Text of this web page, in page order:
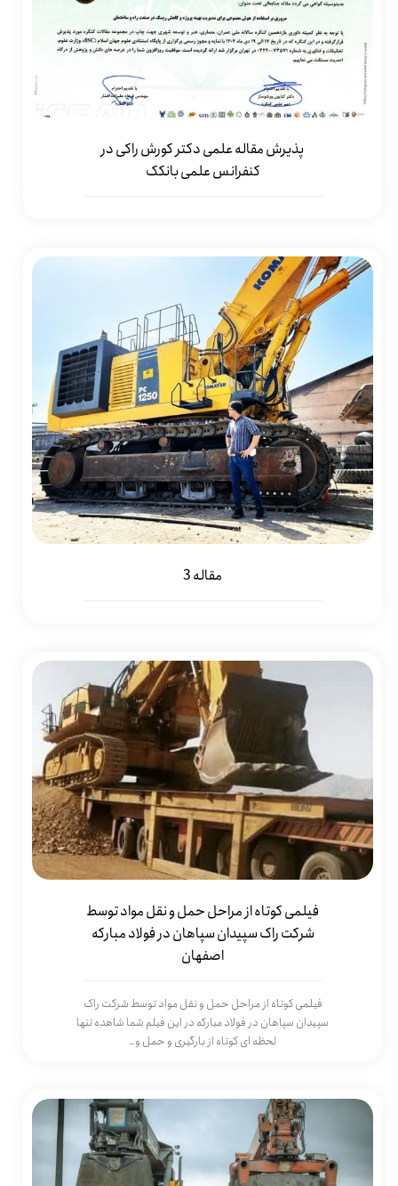
پذیرش مقاله علمی دکتر کورش راکی در
کنفرانس علمی بانکک
مقاله 3
فیلمی کوتاه از مراحل حمل و نقل مواد توسط
شرکت راک سپیدان سپاهان در فولاد مبارکه
اصفهان
فیلمی کوتاه از مراحل حمل و نقل مواد توسط شرکت راک
سپیدان سپاهان در فولاد مبارکه در این فیلم شما شاهده تنها
لحظه ای کوتاه از بارگیری و حمل و…